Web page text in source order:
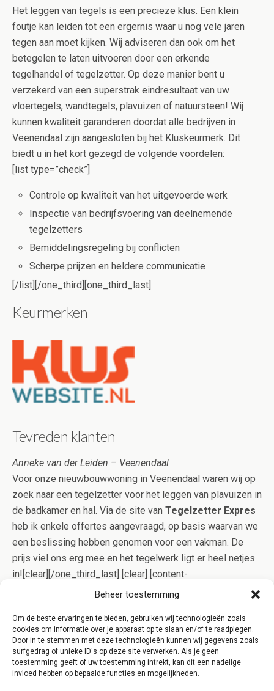
Beheer toestemming
Om de beste ervaringen te bieden, gebruiken wij technologieën zoals
cookies om informatie over je apparaat op te slaan en/of te raadplegen.
Door in te stemmen met deze technologieën kunnen wij gegevens zoals
surfgedrag of unieke ID's op deze site verwerken. Als je geen
toestemming geeft of uw toestemming intrekt, kan dit een nadelige
invloed hebben op bepaalde functies en mogelijkheden.
Het leggen van tegels is een precieze klus. Een klein
foutje kan leiden tot een ergernis waar u nog vele jaren
tegen aan moet kijken. Wij adviseren dan ook om het
betegelen te laten uitvoeren door een erkende
tegelhandel of tegelzetter. Op deze manier bent u
verzekerd van een superstrak eindresultaat van uw
vloertegels, wandtegels, plavuizen of natuursteen! Wij
kunnen kwaliteit garanderen doordat alle bedrijven in
Veenendaal zijn aangesloten bij het Kluskeurmerk. Dit
biedt u in het kort gezegd de volgende voordelen:
[list type=”check”]
Controle op kwaliteit van het uitgevoerde werk
Inspectie van bedrijfsvoering van deelnemende
tegelzetters
Bemiddelingsregeling bij conflicten
Scherpe prijzen en heldere communicatie
[/list][/one_third][one_third_last]
Keurmerken
Tevreden klanten
Anneke van der Leiden – Veenendaal
Voor onze nieuwbouwwoning in Veenendaal waren wij op
zoek naar een tegelzetter voor het leggen van plavuizen in
de badkamer en hal. Via de site van Tegelzetter Expres
heb ik enkele offertes aangevraagd, op basis waarvan we
een beslissing hebben genomen voor een vakman. De
prijs viel ons erg mee en het tegelwerk ligt er heel netjes
in![clear][/one_third_last] [clear] [content-
highlight]Betegelen is specialistisch werk. Onze
goed tegelwerk niet per definitie duur hoeft te zijn. Dit
bewijzen wij u graag, vraag daarom eens een offerte aan
voor een opgave op maat![/content-highlight]